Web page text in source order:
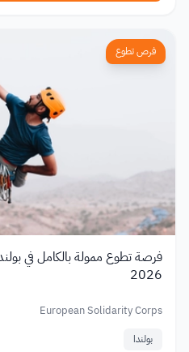
فرص تطوع
فرصة تطوع ممولة بالكامل في
2026
European Solidarity Corps
بولندا